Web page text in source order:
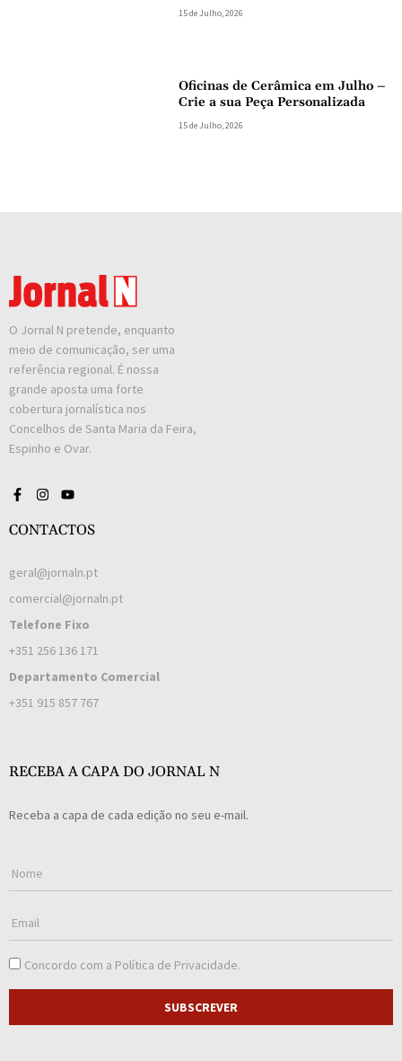
15 de Julho, 2026
Oficinas de Cerâmica em Julho –
Crie a sua Peça Personalizada
15 de Julho, 2026
O Jornal N pretende, enquanto
meio de comunicação, ser uma
referência regional. É nossa
grande aposta uma forte
cobertura jornalística nos
Concelhos de Santa Maria da Feira,
Espinho e Ovar.
CONTACTOS
geral@jornaln.pt
comercial@jornaln.pt
Telefone Fixo
+351 256 136 171
Departamento Comercial
+351 915 857 767
RECEBA A CAPA DO JORNAL N
Receba a capa de cada edição no seu e-mail.
Concordo com a Política de Privacidade.
SUBSCREVER